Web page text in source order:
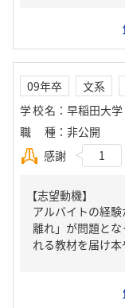
09年卒 文系
学校名 ： 早稲田大学
職種 ： 非公開
感謝
1
【志望動機】
アルバイトの経
離れ」が問題と
れる教材を届け